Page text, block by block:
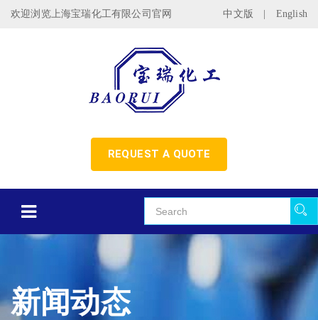
欢迎浏览上海宝瑞化工有限公司官网 中文版 English
REQUEST A QUOTE
新闻动态